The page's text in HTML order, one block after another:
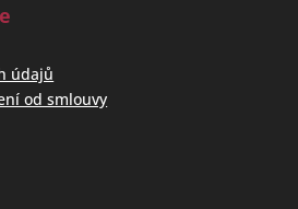
údajů
od smlouvy